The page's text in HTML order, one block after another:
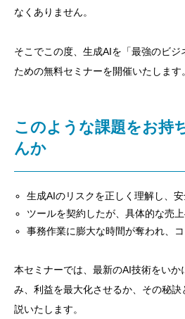
なくありません。
そこでこの度、生成AIを「最強のビ
ための無料セミナーを開催いたします。
このような課題をお持
んか
生成AIのリスクを正しく理解し、
ツールを契約したが、具体的な売
事務作業に膨大な時間が奪われ、
本セミナーでは、最新のAI技術をいか
み、利益を最大化させるか、その秘
説いたします。